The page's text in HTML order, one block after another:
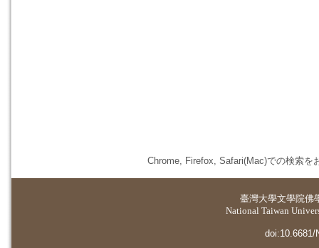
Chrome, Firefox, Safari(Mac)での検索を
臺灣大學文學院佛
National Taiwan
doi:10.6681/